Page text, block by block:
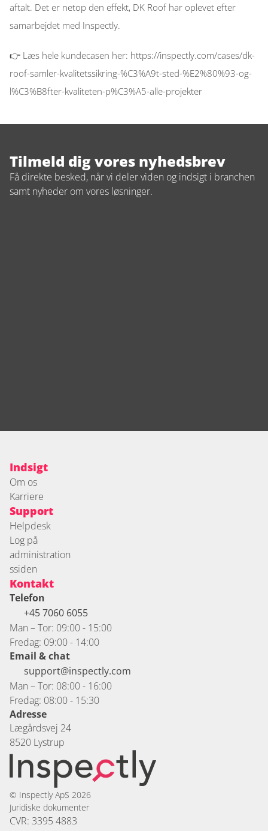
aftalt. Det er netop den effekt, DK Roof har oplevet efter
samarbejdet med Inspectly.
👉 Læs hele kundecasen her: https://inspectly.com/cases/dk-
roof-samler-kvalitetssikring-%C3%A9t-sted-%E2%80%93-og-
l%C3%B8fter-kvaliteten-p%C3%A5-alle-projekter
© Inspectly ApS 2026
Juridiske dokumenter
CVR: 3395 4883
Kontakt
Telefon
+45 7060 6055
Man – Tor: 09:00 - 15:00
Fredag: 09:00 - 14:00
Email & chat
support@inspectly.com
Man – Tor: 08:00 - 16:00
Fredag: 08:00 - 15:30
Adresse
Lægårdsvej 24
8520 Lystrup
Indsigt
Om os
Karriere
Support
Helpdesk
Log på
administration
ssiden
Tilmeld dig vores nyhedsbrev
Få direkte besked, når vi deler viden og indsigt i branchen
samt nyheder om vores løsninger.